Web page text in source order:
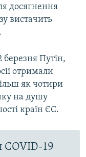
досягнення
вистачить
березня Путін,
отримали
як чотири
на душу
країн ЄС.
COVID-19